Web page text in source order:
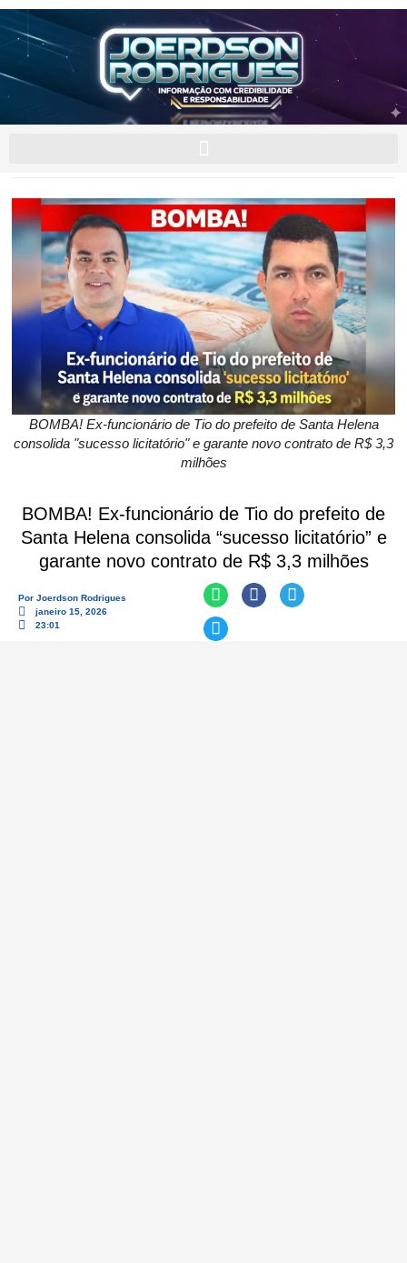
BOMBA! Ex-funcionário de Tio do prefeito de Santa Helena
consolida "sucesso licitatório" e garante novo contrato de R$ 3,3
milhões
BOMBA! Ex-funcionário de Tio do prefeito de
Santa Helena consolida “sucesso licitatório” e
garante novo contrato de R$ 3,3 milhões
Por Joerdson Rodrigues
janeiro 15, 2026
23:01